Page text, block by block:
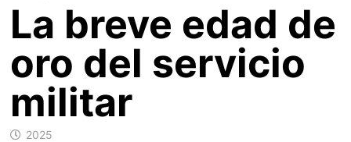
La breve edad de
oro del servicio
militar
2025